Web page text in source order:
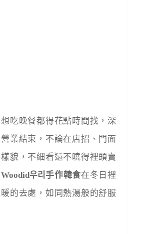
想吃晚餐都得花點時間找，深
業結束，不論在店招、門面
貌，不細看還不曉得裡頭賣
Woodid우리手作韓食在冬日裡
的去處，如同熱湯般的舒服